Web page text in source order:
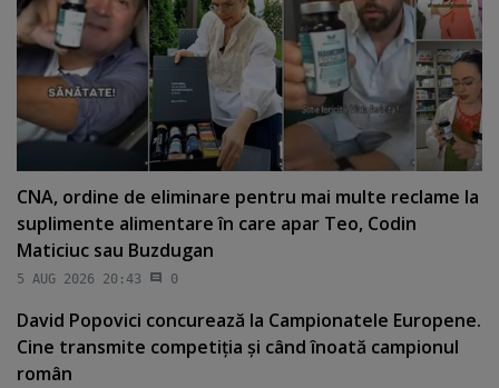
CNA, ordine de eliminare pentru mai multe reclame la
suplimente alimentare în care apar Teo, Codin
Maticiuc sau Buzdugan
5 AUG 2026 20:43 0
David Popovici concurează la Campionatele Europene.
Cine transmite competiţia şi când înoată campionul
român